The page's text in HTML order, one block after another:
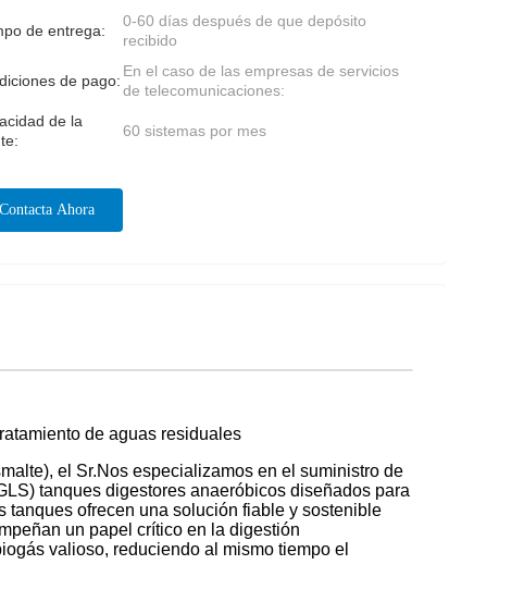
de entrega:
0-60 días después de que depósito
recibido
de pago:
En el caso de las empresas de servicios
de telecomunicaciones:
de la
60 sistemas por mes
Contacta Ahora
de aguas residuales
el Sr.Nos especializamos en el suministro de
tanques digestores anaeróbicos diseñados para
tanques ofrecen una solución fiable y sostenible
un papel crítico en la digestión
valioso, reduciendo al mismo tiempo el